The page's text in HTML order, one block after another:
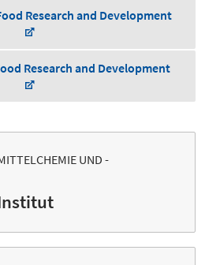
Research and Development
Research and Development
UND -